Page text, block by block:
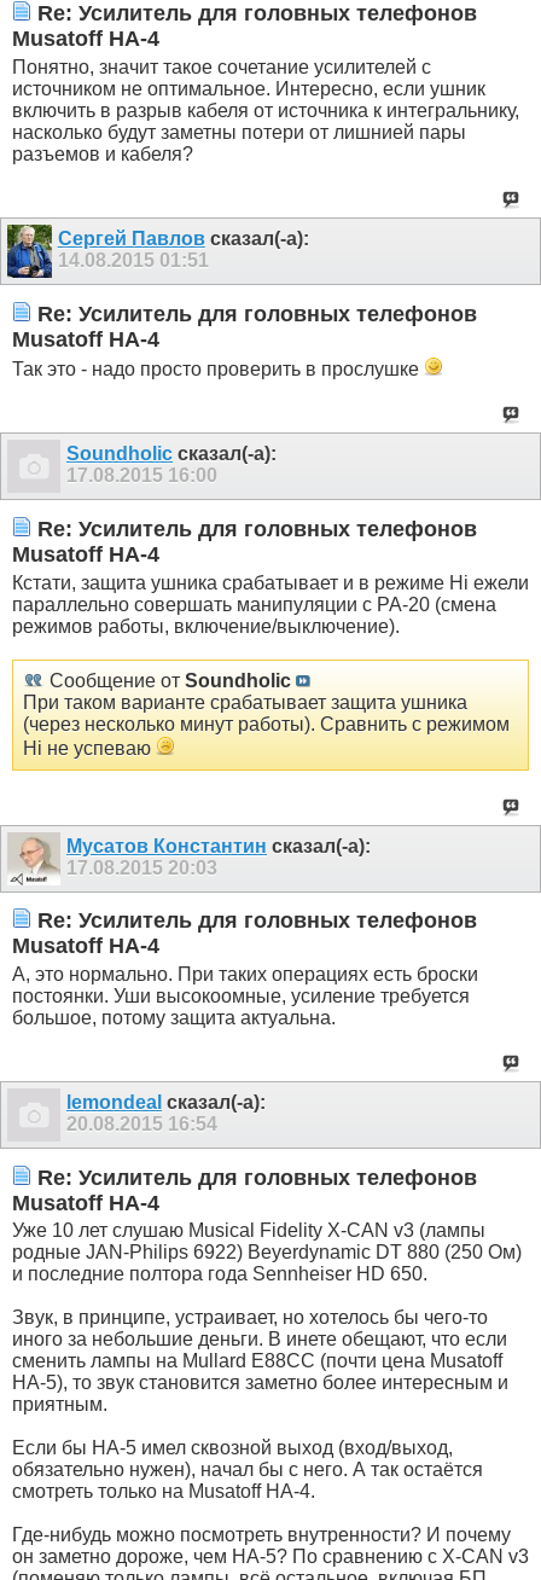
Re: Усилитель для головных телефонов
Musatoff HA-4
Понятно, значит такое сочетание усилителей с
источником не оптимальное. Интересно, если ушник
включить в разрыв кабеля от источника к интегральнику,
насколько будут заметны потери от лишнией пары
разъемов и кабеля?
Сергей Павловсказал(-а):
14.08.2015 01:51
Re: Усилитель для головных телефонов
Musatoff HA-4
Так это - надо просто проверить в прослушке
Soundholic сказал(-а):
17.08.2015 16:00
Re: Усилитель для головных телефонов
Musatoff HA-4
Кстати, защита ушника срабатывает и в режиме Hi ежели
параллельно совершать манипуляции с РА-20 (смена
режимов работы, включение/выключение).
Сообщение от Soundholic
При таком варианте срабатывает защита ушника
(через несколько минут работы). Сравнить с режимом
Hi не успеваю
Мусатов Константин сказал(-а):
17.08.2015 20:03
Re: Усилитель для головных телефонов
Musatoff HA-4
А, это нормально. При таких операциях есть броски
постоянки. Уши высокоомные, усиление требуется
большое, потому защита актуальна.
lemondeal сказал(-а):
20.08.2015 16:54
Re: Усилитель для головных телефонов
Musatoff HA-4
Уже 10 лет слушаю Musical Fidelity X-CAN v3 (лампы
родные JAN-Philips 6922) Beyerdynamic DT 880 (250 Ом)
и последние полтора года Sennheiser HD 650.
Звук, в принципе, устраивает, но хотелось бы чего-то
иного за небольшие деньги. В инете обещают, что если
сменить лампы на Mullard E88CC (почти цена Musatoff
HA-5), то звук становится заметно более интересным и
приятным.
Если бы HA-5 имел сквозной выход (вход/выход,
обязательно нужен), начал бы с него. А так остаётся
смотреть только на Musatoff HA-4.
Где-нибудь можно посмотреть внутренности? И почему
он заметно дороже, чем HA-5? По сравнению с X-CAN v3